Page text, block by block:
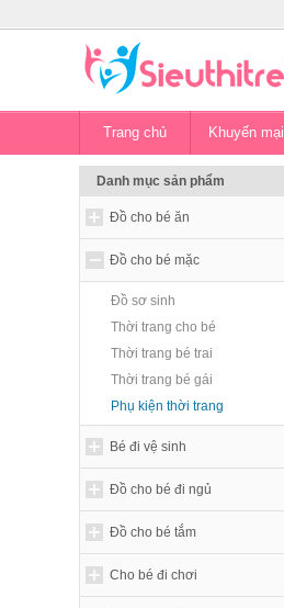
Trang chủ Khuyến mại
Danh mục sản phẩm
Đồ cho bé ăn
Đồ cho bé mặc
Đồ sơ sinh
Thời trang cho bé
Thời trang bé trai
Thời trang bé gái
Phụ kiện thời trang
Bé đi vệ sinh
Đồ cho bé đi ngủ
Đồ cho bé tắm
Cho bé đi chơi